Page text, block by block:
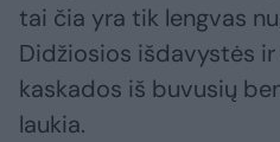
tai čia yra tik lengvas
Didžiosios išdavystės
kaskados iš buvusių
laukia.